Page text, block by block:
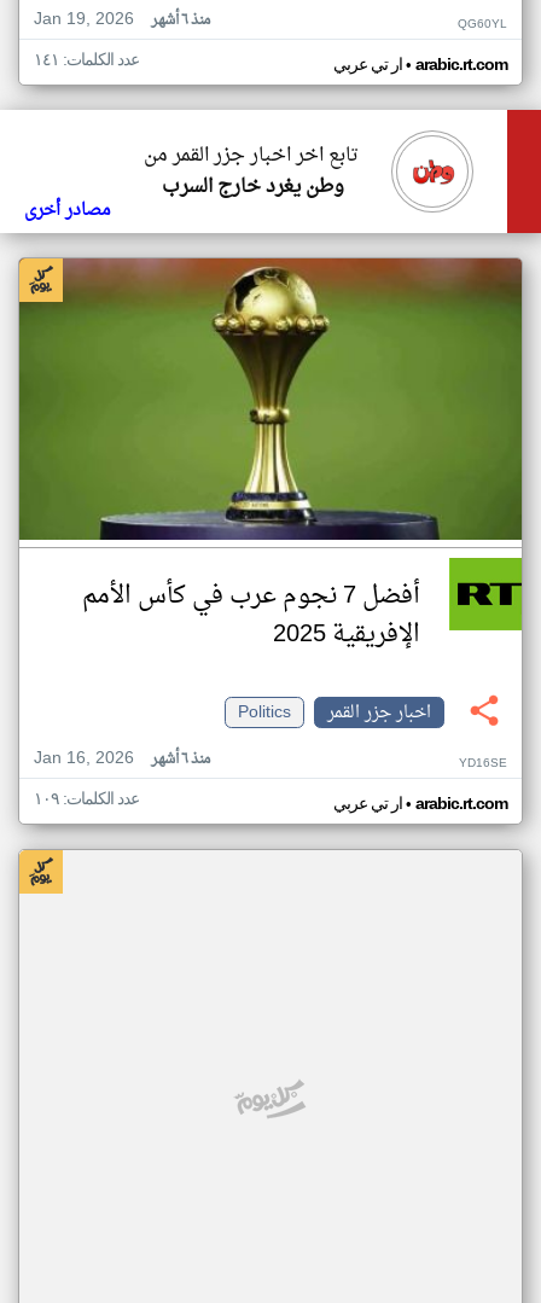
Jan 19, 2026
منذ ٦ أشهر QG60YL
ار تي عربي• arabic.rt.com عدد الكلمات: ١٤١
تابع اخر اخبار جزر القمر من
وطن يغرد خارج السرب
مصادر أخرى
أفضل 7 نجوم عرب في كأس الأمم
الإفريقية 2025
اخبار جزر القمر
Politics
Jan 16, 2026
منذ ٦ أشهر YD16SE
ار تي عربي• arabic.rt.com عدد الكلمات: ١٠٩